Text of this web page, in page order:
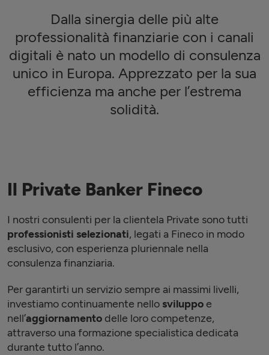
Dalla sinergia delle più alte
professionalità finanziarie con i canali
digitali è nato un modello di consulenza
unico in Europa. Apprezzato per la sua
efficienza ma anche per l’estrema
solidità.
Il Private Banker Fineco
I nostri consulenti per la clientela Private sono tutti
professionisti selezionati, legati a Fineco in modo
esclusivo, con esperienza pluriennale nella
consulenza finanziaria.
Per garantirti un servizio sempre ai massimi livelli,
investiamo continuamente nello sviluppo e
nell’aggiornamento delle loro competenze,
attraverso una formazione specialistica dedicata
durante tutto l’anno.